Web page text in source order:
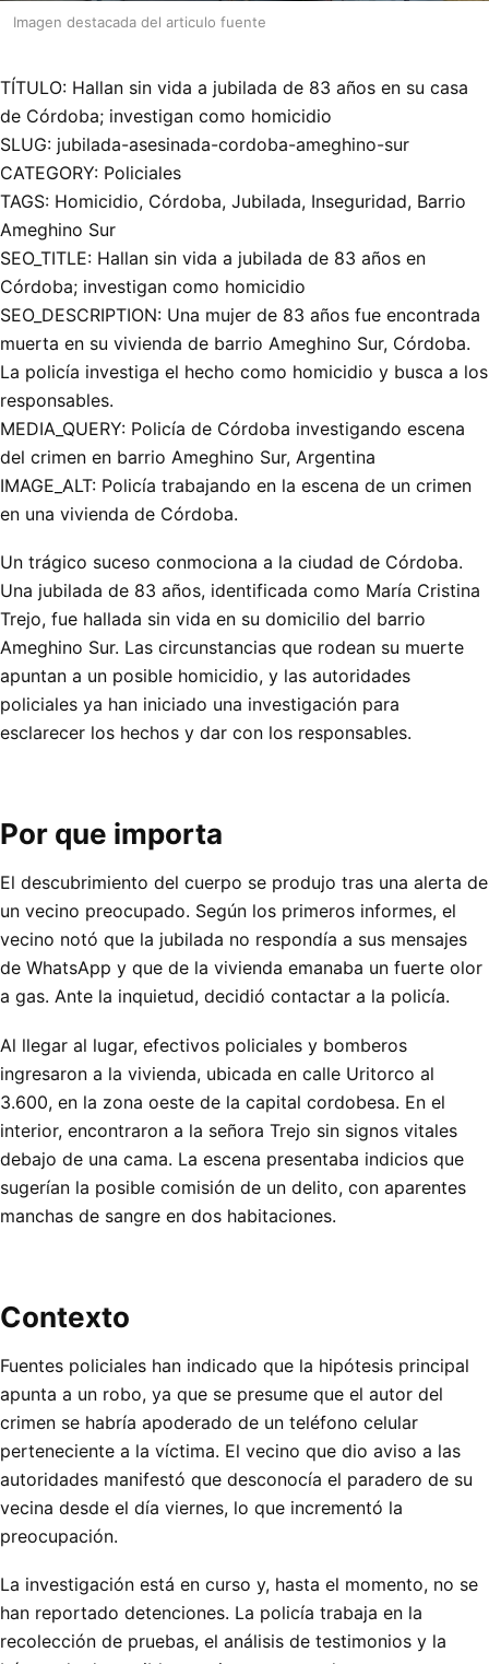
Imagen destacada del articulo fuente
TÍTULO: Hallan sin vida a jubilada de 83 años en su casa
de Córdoba; investigan como homicidio
SLUG: jubilada-asesinada-cordoba-ameghino-sur
CATEGORY: Policiales
TAGS: Homicidio, Córdoba, Jubilada, Inseguridad, Barrio
Ameghino Sur
SEO_TITLE: Hallan sin vida a jubilada de 83 años en
Córdoba; investigan como homicidio
SEO_DESCRIPTION: Una mujer de 83 años fue encontrada
muerta en su vivienda de barrio Ameghino Sur, Córdoba.
La policía investiga el hecho como homicidio y busca a los
responsables.
MEDIA_QUERY: Policía de Córdoba investigando escena
del crimen en barrio Ameghino Sur, Argentina
IMAGE_ALT: Policía trabajando en la escena de un crimen
en una vivienda de Córdoba.
Un trágico suceso conmociona a la ciudad de Córdoba.
Una jubilada de 83 años, identificada como María Cristina
Trejo, fue hallada sin vida en su domicilio del barrio
Ameghino Sur. Las circunstancias que rodean su muerte
apuntan a un posible homicidio, y las autoridades
policiales ya han iniciado una investigación para
esclarecer los hechos y dar con los responsables.
Por que importa
El descubrimiento del cuerpo se produjo tras una alerta de
un vecino preocupado. Según los primeros informes, el
vecino notó que la jubilada no respondía a sus mensajes
de WhatsApp y que de la vivienda emanaba un fuerte olor
a gas. Ante la inquietud, decidió contactar a la policía.
Al llegar al lugar, efectivos policiales y bomberos
ingresaron a la vivienda, ubicada en calle Uritorco al
3.600, en la zona oeste de la capital cordobesa. En el
interior, encontraron a la señora Trejo sin signos vitales
debajo de una cama. La escena presentaba indicios que
sugerían la posible comisión de un delito, con aparentes
manchas de sangre en dos habitaciones.
Contexto
Fuentes policiales han indicado que la hipótesis principal
apunta a un robo, ya que se presume que el autor del
crimen se habría apoderado de un teléfono celular
perteneciente a la víctima. El vecino que dio aviso a las
autoridades manifestó que desconocía el paradero de su
vecina desde el día viernes, lo que incrementó la
preocupación.
La investigación está en curso y, hasta el momento, no se
han reportado detenciones. La policía trabaja en la
recolección de pruebas, el análisis de testimonios y la